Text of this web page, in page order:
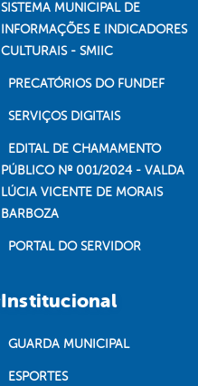
SISTEMA MUNICIPAL DE
INFORMAÇÕES E INDICADORES
CULTURAIS - SMIIC
PRECATÓRIOS DO FUNDEF
SERVIÇOS DIGITAIS
EDITAL DE CHAMAMENTO
PÚBLICO Nº 001/2024 - VALDA
LÚCIA VICENTE DE MORAIS
BARBOZA
PORTAL DO SERVIDOR
Institucional
GUARDA MUNICIPAL
ESPORTES